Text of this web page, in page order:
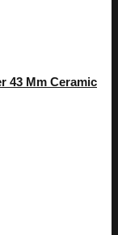
43 Mm Ceramic